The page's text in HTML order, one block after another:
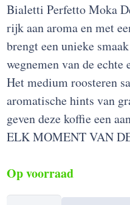
Bialetti Perfetto Moka
rijk aan aroma en met
brengt een unieke
wegnemen van de echte
Het medium roosteren
aromatische hints van
geven deze koffie een
ELK MOMENT VAN
Op voorraad